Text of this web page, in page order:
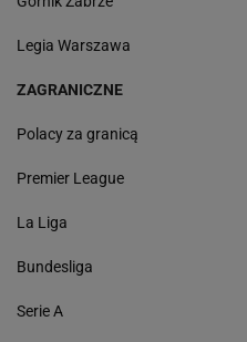
Legia Warszawa
ZAGRANICZNE
Polacy za granicą
Premier League
La Liga
Bundesliga
Serie A